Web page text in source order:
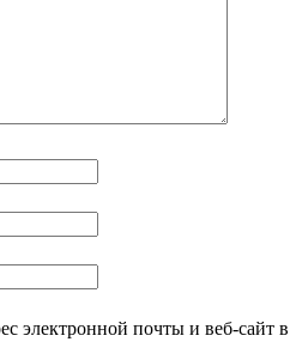
электронной почты и веб-сайт в